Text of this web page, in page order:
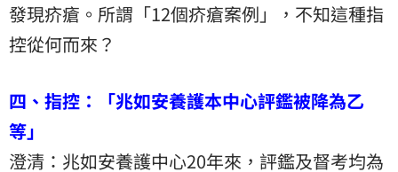
發現疥瘡。所謂「12個疥瘡案例」，不知這種指
控從何而來？
四、指控：「兆如安養護本中心評鑑被降為乙
等」
澄清：兆如安養護中心20年來，評鑑及督考均為